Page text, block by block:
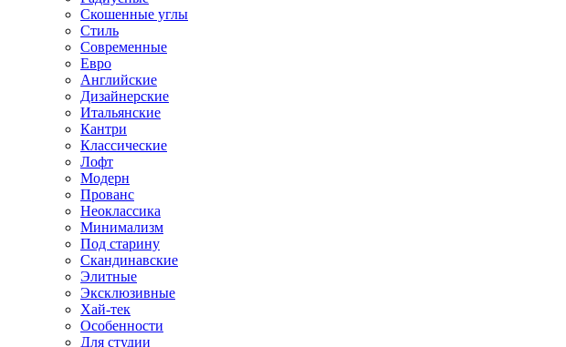
Скошенные углы
Стиль
Современные
Евро
Английские
Дизайнерские
Итальянские
Кантри
Классические
Лофт
Модерн
Прованс
Неоклассика
Минимализм
Под старину
Скандинавские
Элитные
Эксклюзивные
Хай-тек
Особенности
Для студии